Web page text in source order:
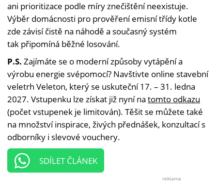
ani prioritizace podle míry znečištění neexistuje.
Výběr domácnosti pro prověření emisní třídy kotle
zde závisí čistě na náhodě a současný systém
tak připomíná běžné losování.
P.S. Zajímáte se o moderní způsoby vytápění a
výrobu energie svépomocí? Navštivte online stavební
veletrh Veleton, který se uskuteční 17. – 31. ledna
2027. Vstupenku lze získat již nyní na tomto odkazu
(počet vstupenek je limitován). Těšit se můžete také
na množství inspirace, živých přednášek, konzultací s
odborníky i slevové vouchery.
SDÍLET ČLÁNEK
reklama